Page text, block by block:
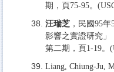
期，頁75-95。
汪瑞芝 ，民國95
影響之實證研究」
第二期，頁1-19。
Liang, Chiung-Ju,